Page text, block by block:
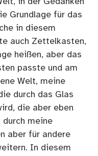
Grundlage für das
in diesem
auch Zettelkasten,
heißen, aber das
passte und am
Welt, meine
durch das Glas
die aber eben
meine
aber für andere
In diesem